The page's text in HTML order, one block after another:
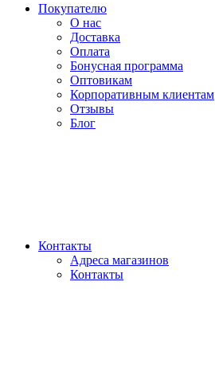
Покупателю
О нас
Доставка
Оплата
Бонусная программа
Оптовикам
Корпоративным клиентам
Отзывы
Блог
Контакты
Адреса магазинов
Контакты